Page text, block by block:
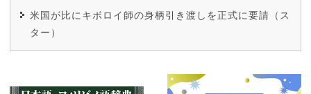
米国が比にキボロイ師の身柄引き渡しを正式に要請（ス
ター）